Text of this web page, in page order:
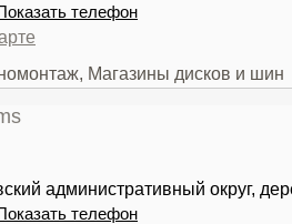
телефон
Магазины дисков и шин
административный округ,
телефон